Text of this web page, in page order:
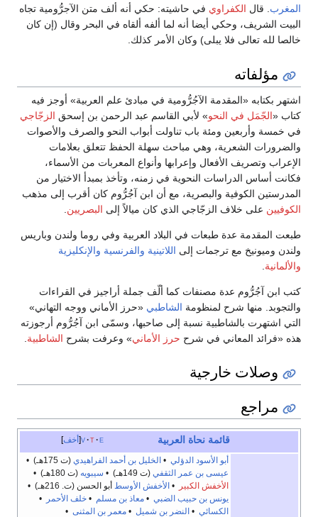
المغرب. قال الكفراوي في حاشيته: حكي أنه ألف متن الآجرُّومية تجاه
البيت الشريف، وحكي أيضا أنه لما ألفه ألقاه في البحر وقال (إن كان
خالصا لله تعالى فلا يبلى) وكان الأمر كذلك.
مؤلفاته
اشتهر بكتابه «المقدمة الآجُرُّومية في مبادئ علم العربية» أوجز فيه
كتاب «الجّمَل في النحو» لأبي القاسم عبد الرحمن بن إسحق الزجّاجي
في خمسة وأربعين ومئة باب تناولت أبواب النحو والصرف والأصوات
والضرورات الشعرية، وهي مباحث سهلة الحفظ تتعلق بعلامات
الإعراب وتصريف الأفعال وإعرابها وأنواع المعربات من الأسماء،
فكانت أساس الدراسات النحوية في زمنه، وتأخذ بمبدأ الاختيار من
المدرستين الكوفية والبصرية، مع أن ابن آجُرُّوم كان أقرب إلى مذهب
الكوفيين على خلاف الزجّاجي الذي كان ميالاً إلى البصريين
طبعت المقدمة عدة طبعات في البلاد العربية وفي روما ولندن وباريس
ولندن وميونيخ مع ترجمات إلى اللاتينية والفرنسية والإنكليزية
والألمانية
كتب ابن آجُرُّوم عدة مصنفات كما ألّف جملة أراجيز في القراءات
والتجوبد. منها شرح لمنظومة الشاطبي «حرز الأماني ووجه التهاني»
التي اشتهرت بالشاطبية نسبة إلى صاحبها، وسمّى ابن آجُرُّوم أرجوزته
هذه «فرائد المعاني في شرح حرز الأماني» وعرفت بشرح الشاطبية
وصلات خارجية
مراجع
أخف v t e قائمة نحاة العربية
أبو الأسود الدؤلي •الخليل بن أحمد الفراهيدي (ت 175هـ) •
عيسى بن عمر الثقفي (ت 149هـ) • سيبويه (ت 180هـ) •
الأخفش الكبير
•الأخفش الأوسط أبو الحسن (ت. 216هـ) •
يونس بن حبيب الضبي •معاذ بن مسلم •خلف الأحمر
•
الكسائي •النضر بن شميل •معمر بن المثنى •